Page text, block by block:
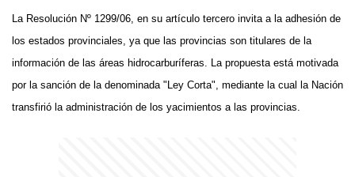
La Resolución Nº 1299/06, en su artículo tercero invita a la adhesión de
los estados provinciales, ya que las provincias son titulares de la
información de las áreas hidrocarburíferas. La propuesta está motivada
por la sanción de la denominada "Ley Corta", mediante la cual la Nación
transfirió la administración de los yacimientos a las provincias.